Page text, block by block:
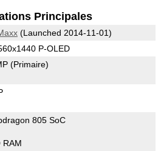
Principales
(Launched 2014-11-01)
P-OLED
(Primaire)
805 SoC
RAM